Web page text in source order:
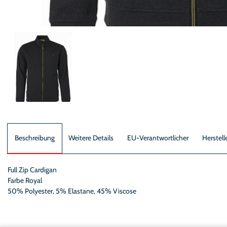
Beschreibung Weitere Details EU-Verantwortlicher
Full Zip Cardigan
Farbe Royal
50% Polyester, 5% Elastane, 45% Viscose